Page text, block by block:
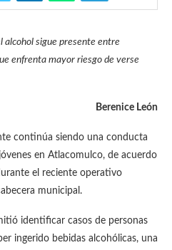
alcohol sigue presente entre
enfrenta mayor riesgo de verse
Berenice León
continúa siendo una conducta
en Atlacomulco, de acuerdo
el reciente operativo
municipal.
identificar casos de personas
ingerido bebidas alcohólicas, una